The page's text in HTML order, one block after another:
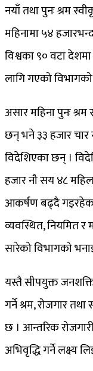
नयाँ तथा पुनः श्रम
महिनामा ५४
विश्वका ९० वटा
लागि गएको
असार महिना पुनः
छन् भने ३३ हजार
विदेशिएका छन् ।
हजार नौ सय ४८
आकर्षण बढ्दै
व्यवस्थित, नियमित र
सारेको विभागको
यस्तै सीपयुक्त
गर्ने श्रम, रोजगार
छ । आन्तरिक
अभिवृद्धि गर्ने लक्ष्य